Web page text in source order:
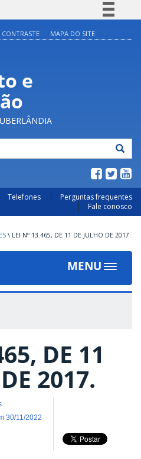
Acesso à informação
MAPA DO SITE
e
Telefones
Perguntas frequentes
Fale conosco
\ LEI Nº 13.465, DE 11 DE JULHO DE 2017.
MENU
Toggle
DE 11
2017.
30/11/2022